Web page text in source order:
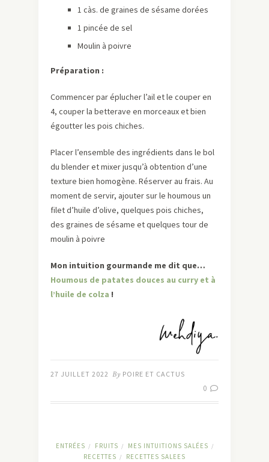
1 càs. de graines de sésame dorées
1 pincée de sel
Moulin à poivre
Préparation :
Commencer par éplucher l’ail et le couper en
4, couper la betterave en morceaux et bien
égoutter les pois chiches.
Placer l’ensemble des ingrédients dans le bol
du blender et mixer jusqu’à obtention d’une
texture bien homogène. Réserver au frais. Au
moment de servir, ajouter sur le houmous un
filet d’huile d’olive, quelques pois chiches,
des graines de sésame et quelques tour de
moulin à poivre
Mon intuition gourmande me dit que…
Houmous de patates douces au curry et à
l’huile de colza !
27 JUILLET 2022 By POIRE ET CACTUS
0
ENTRÉES / FRUITS / MES INTUITIONS SALÉES /
RECETTES / RECETTES SALEES